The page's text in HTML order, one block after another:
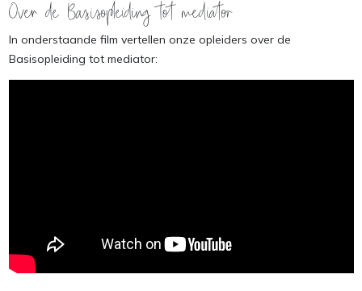
Over de Basisopleiding tot mediator
In onderstaande film vertellen onze opleiders over de
Basisopleiding tot mediator: